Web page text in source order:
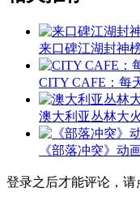
来口碑江湖封神
CITY CAFE：每
澳大利亚丛林大
《部落冲突》动
登录之后才能评论，请